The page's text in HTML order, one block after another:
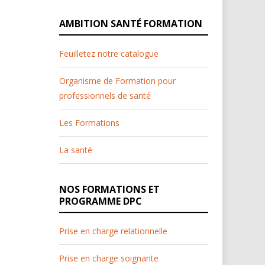
AMBITION SANTÉ FORMATION
Feuilletez notre catalogue
Organisme de Formation pour
professionnels de santé
Les Formations
La santé
NOS FORMATIONS ET
PROGRAMME DPC
Prise en charge relationnelle
Prise en charge soignante